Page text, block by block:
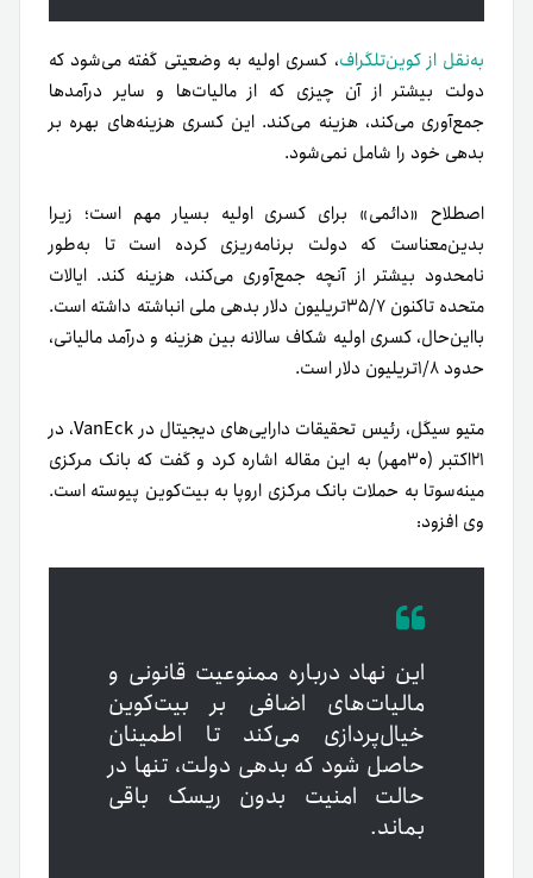
به‌نقل از کوین‌تلگراف، کسری اولیه به وضعیتی گفته می‌شود که
دولت بیشتر از آن چیزی که از مالیات‌ها و سایر درآمدها
جمع‌آوری می‌کند، هزینه می‌کند. این کسری هزینه‌های بهره بر
بدهی خود را شامل نمی‌شود.
اصطلاح «دائمی» برای کسری اولیه بسیار مهم است؛ زیرا
بدین‌معناست که دولت برنامه‌ریزی کرده است تا به‌طور
نامحدود بیشتر از آنچه جمع‌آوری می‌کند، هزینه کند. ایالات
متحده تاکنون ۳۵/۷تریلیون دلار بدهی ملی انباشته داشته است.
با‌این‌حال، کسری اولیه شکاف سالانه بین هزینه و درآمد مالیاتی،
حدود ۱/۸تریلیون دلار است.
متیو سیگل، رئیس تحقیقات دارایی‌های دیجیتال در VanEck، در
۲۱اکتبر (۳۰مهر) به این مقاله اشاره کرد و گفت که بانک مرکزی
مینه‌سوتا به حملات بانک مرکزی اروپا به بیت‌کوین پیوسته است.
وی افزود:
این نهاد درباره ممنوعیت قانونی و
مالیات‌های اضافی بر بیت‌کوین
خیال‌پردازی می‌کند تا اطمینان
حاصل شود که بدهی دولت، تنها در
حالت امنیت بدون ریسک باقی
بماند.